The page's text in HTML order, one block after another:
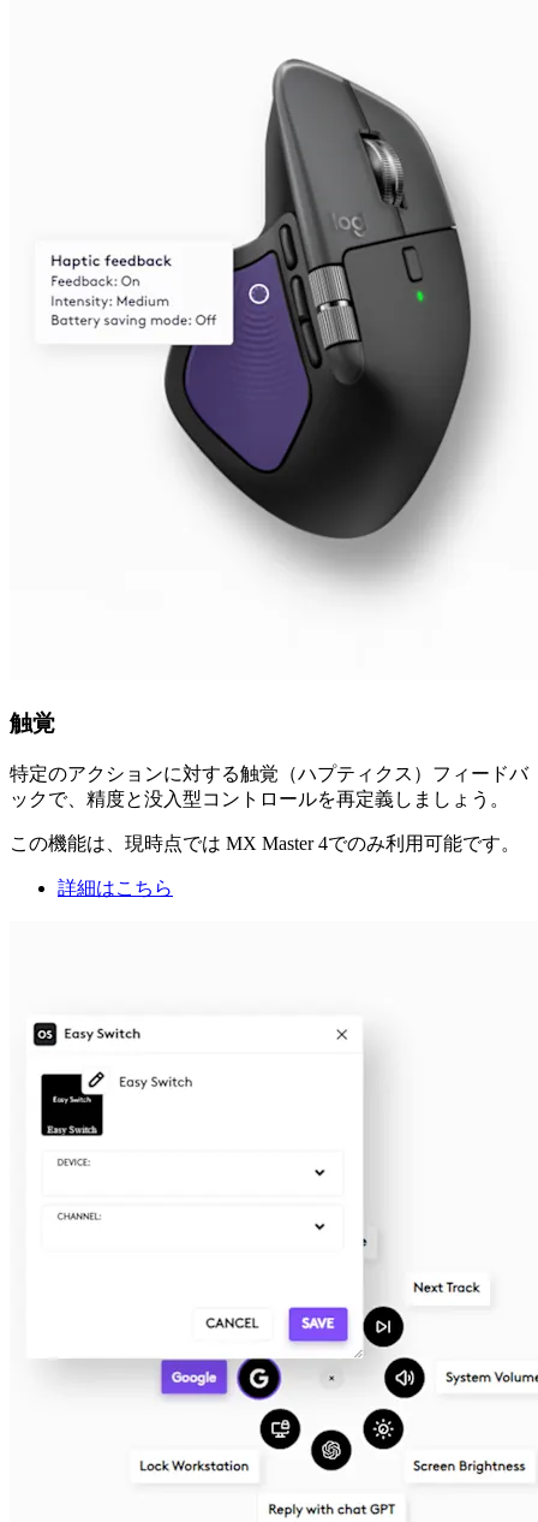
触覚
特定のアクションに対する触覚（ハプティクス）フィードバ
ックで、精度と没入型コントロールを再定義しましょう。
この機能は、現時点では MX Master 4でのみ利用可能です。
詳細はこちら